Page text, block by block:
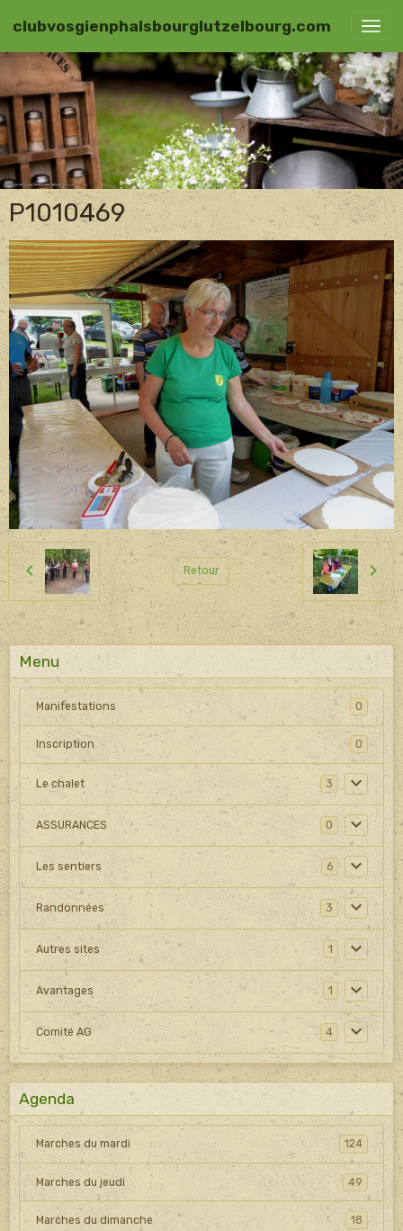
clubvosgienphalsbourglutzelbourg.com
P1010469
Retour
Menu
Manifestations 0
Inscription 0
Le chalet 3
ASSURANCES 0
Les sentiers 6
Randonnées 3
Autres sites 1
Avantages 1
Comité AG 4
Agenda
Marches du mardi 124
Marches du jeudi 49
Marches du dimanche 18